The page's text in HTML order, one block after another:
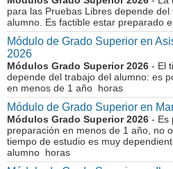
para las Pruebas Libres depende
alumno. Es factible estar preparado
Módulo de Grado Superior en
2026
Módulos Grado Superior 2026 - El
depende del trabajo del alumno: es
en menos de 1 año horas
Módulo de Grado Superior en
Módulos Grado Superior 2026 - Es
preparación en menos de 1 año, no
tiempo de estudio es muy
alumno horas